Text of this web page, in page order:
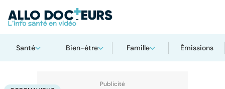
Santé Bien-être Famille Émissions